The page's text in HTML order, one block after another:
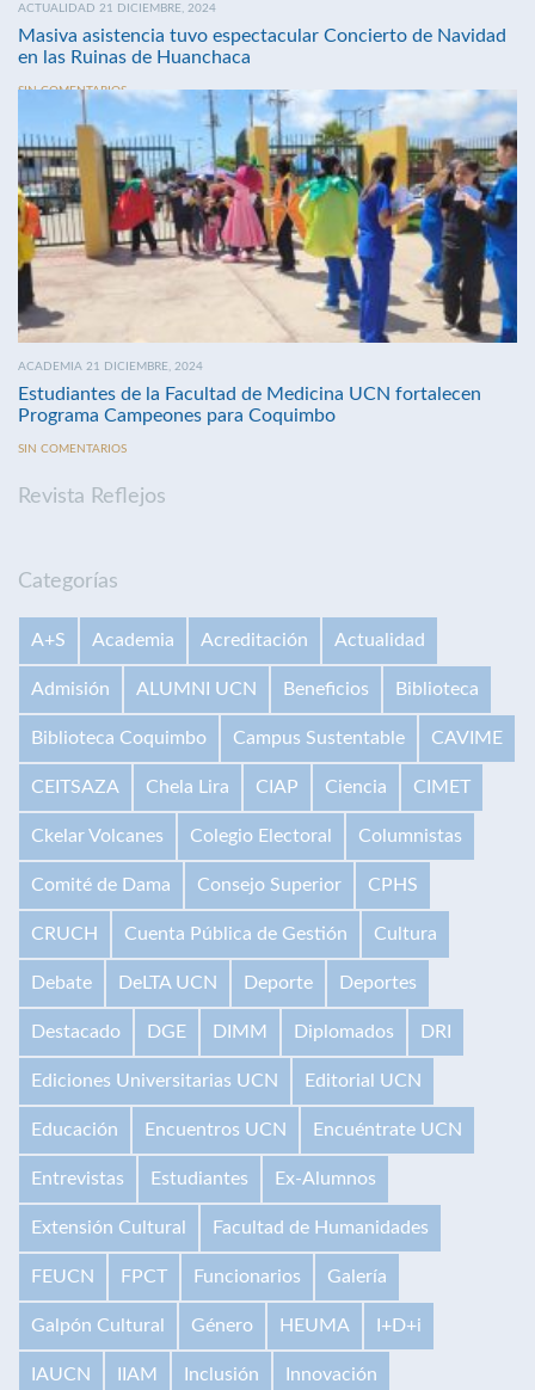
ACTUALIDAD 21 DICIEMBRE, 2024
Masiva asistencia tuvo espectacular Concierto de Navidad
en las Ruinas de Huanchaca
SIN COMENTARIOS
ACADEMIA 21 DICIEMBRE, 2024
Estudiantes de la Facultad de Medicina UCN fortalecen
Programa Campeones para Coquimbo
SIN COMENTARIOS
Revista Reflejos
Categorías
A+S Academia Acreditación Actualidad
Admisión ALUMNI UCN Beneficios Biblioteca
Biblioteca Coquimbo Campus Sustentable CAVIME
CEITSAZA Chela Lira CIAP Ciencia CIMET
Ckelar Volcanes Colegio Electoral Columnistas
Comité de Dama Consejo Superior CPHS
CRUCH Cuenta Pública de Gestión Cultura
Debate DeLTA UCN Deporte Deportes
Destacado DGE DIMM Diplomados DRI
Ediciones Universitarias UCN Editorial UCN
Educación Encuentros UCN Encuéntrate UCN
Entrevistas Estudiantes Ex-Alumnos
Extensión Cultural Facultad de Humanidades
FEUCN FPCT Funcionarios Galería
Galpón Cultural Género HEUMA I+D+i
IAUCN IIAM Inclusión Innovación